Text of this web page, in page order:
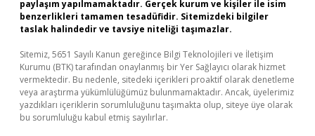
paylaşım yapılmamaktadır. Gerçek kurum ve kişiler ile isim
benzerlikleri tamamen tesadüfidir. Sitemizdeki bilgiler
taslak halindedir ve tavsiye niteliği taşımazlar.
Sitemiz, 5651 Sayılı Kanun gereğince Bilgi Teknolojileri ve İletişim
Kurumu (BTK) tarafından onaylanmış bir Yer Sağlayıcı olarak hizmet
vermektedir. Bu nedenle, sitedeki içerikleri proaktif olarak denetleme
veya araştırma yükümlülüğümüz bulunmamaktadır. Ancak, üyelerimiz
yazdıkları içeriklerin sorumluluğunu taşımakta olup, siteye üye olarak
bu sorumluluğu kabul etmiş sayılırlar.